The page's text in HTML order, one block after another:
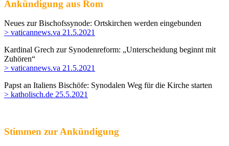
Ankündigung aus Rom
Neues zur Bischofssynode: Ortskirchen werden eingebunden
> vaticannews.va 21.5.2021
Kardinal Grech zur Synodenreform: „Unterscheidung beginnt mit
Zuhören“
> vaticannews.va 21.5.2021
Papst an Italiens Bischöfe: Synodalen Weg für die Kirche starten
> katholisch.de 25.5.2021
Stimmen zur Ankündigung